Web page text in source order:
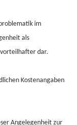
im
als
dar.
Kostenangaben
Angelegenheit zur